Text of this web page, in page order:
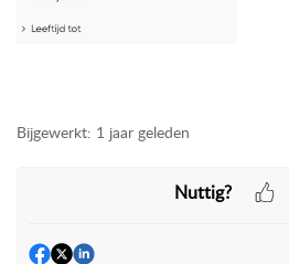
Bijgewerkt: 1 jaar geleden
Nuttig?